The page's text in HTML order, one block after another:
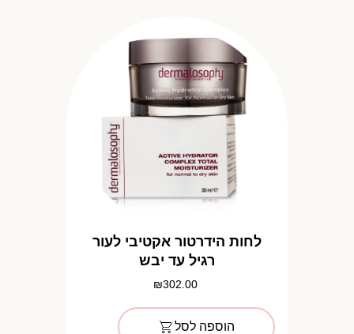
לחות הידרטור אקטיבי לעור
רגיל עד יבש
302.00
₪
הוספה לסל